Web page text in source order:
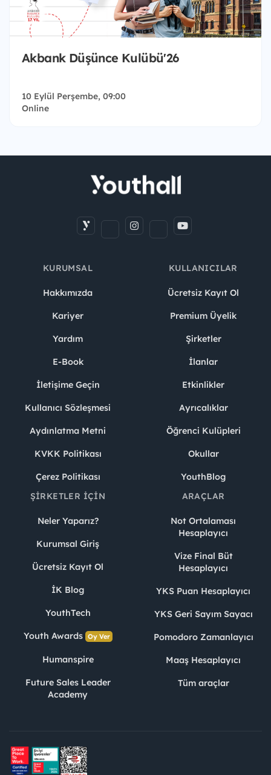
Akbank Düşünce Kulübü'26
10 Eylül Perşembe, 09:00
Online
KURUMSAL
Hakkımızda
Kariyer
Yardım
E-Book
İletişime Geçin
Kullanıcı Sözleşmesi
Aydınlatma Metni
KVKK Politikası
Çerez Politikası
KULLANICILAR
Ücretsiz Kayıt Ol
Premium Üyelik
Şirketler
İlanlar
Etkinlikler
Ayrıcalıklar
Öğrenci Kulüpleri
Okullar
YouthBlog
ŞIRKETLER İÇIN
Neler Yaparız?
Kurumsal Giriş
Ücretsiz Kayıt Ol
İK Blog
YouthTech
Youth Awards Oy Ver
Humanspire
Future Sales Leader
Academy
ARAÇLAR
Not Ortalaması
Hesaplayıcı
Vize Final Büt
Hesaplayıcı
YKS Puan Hesaplayıcı
YKS Geri Sayım Sayacı
Pomodoro Zamanlayıcı
Maaş Hesaplayıcı
Tüm araçlar